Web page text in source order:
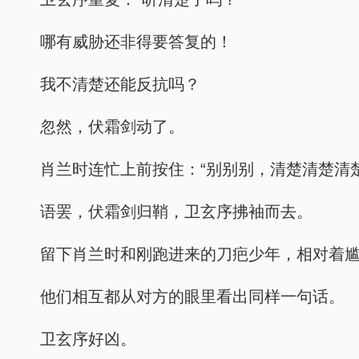
哪有威胁还非得要答复的！
我不清楚还能反抗吗？
忽然，伏霜剑动了。
肖兰时连忙上前按住：“别别别，清楚清楚清
语罢，伏霜剑归鞘，卫玄序拂袖而去。
留下肖兰时和刚跑进来的刀疤少年，相对着尴
他们相互都从对方的眼里看出同样一句话。
卫玄序好凶。